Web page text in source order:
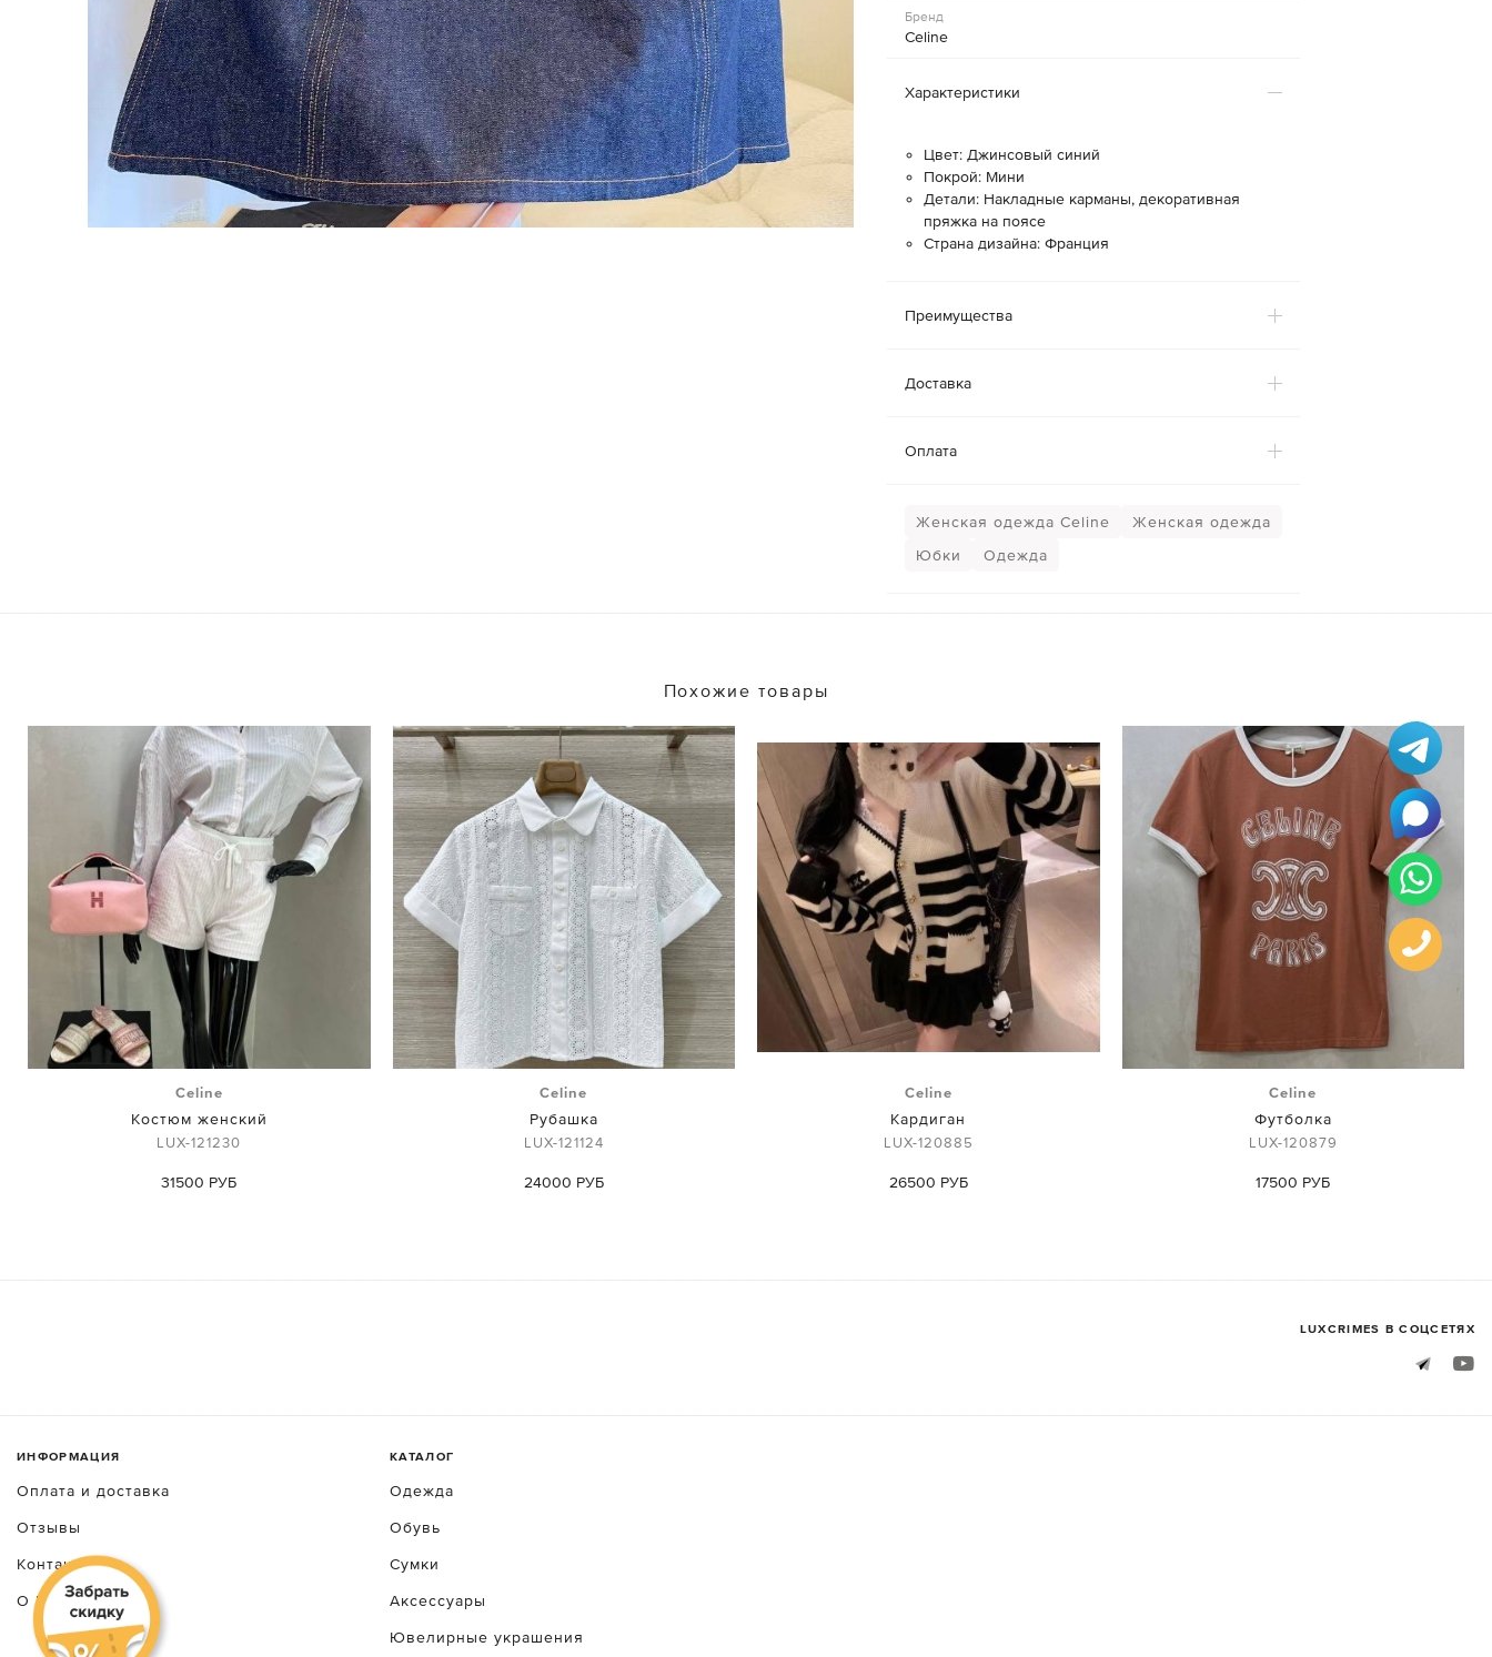
Бренд
Celine
Характеристики
Цвет: Джинсовый синий
Покрой: Мини
Детали: Накладные карманы, декоративная
пряжка на поясе
Страна дизайна: Франция
Преимущества
Доставка
Оплата
Женская одежда Celine
Женская одежда
Юбки
Одежда
Похожие товары
Celine
Костюм женский
LUX-121230
31500 РУБ
Celine
Рубашка
LUX-121124
24000 РУБ
Celine
Кардиган
LUX-120885
26500 РУБ
Celine
Футболка
LUX-120879
17500 РУБ
LUXСRIMES В СОЦСЕТЯХ
ИНФОРМАЦИЯ
Оплата и доставка
Отзывы
Контакты
О luxecrime
КАТАЛОГ
Одежда
Обувь
Сумки
Аксессуары
Ювелирные украшения